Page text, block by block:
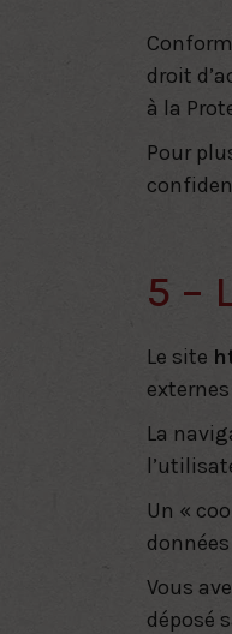
droit
à la
Pour
5 –
Le site
La
Un «
Vous
déposé